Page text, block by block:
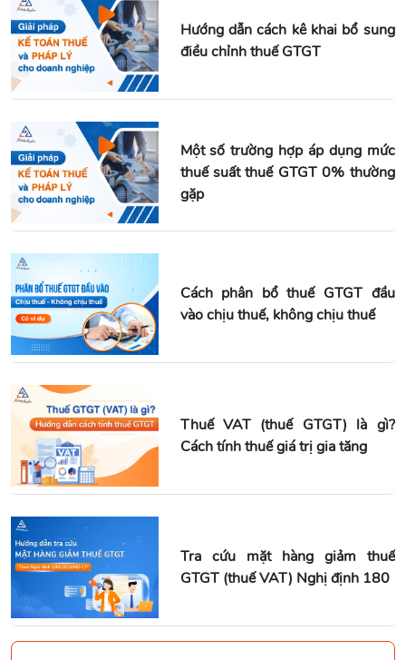
Hướng dẫn cách kê khai bổ sung
điều chỉnh thuế GTGT
Một số trường hợp áp dụng mức
thuế suất thuế GTGT 0% thường
gặp
Cách phân bổ thuế GTGT đầu
vào chịu thuế, không chịu thuế
Thuế VAT (thuế GTGT) là gì?
Cách tính thuế giá trị gia tăng
Tra cứu mặt hàng giảm thuế
GTGT (thuế VAT) Nghị định 180